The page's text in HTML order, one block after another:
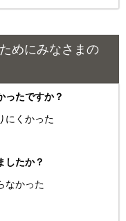
めにみなさまの
ったですか？
にくかった
したか？
なかった